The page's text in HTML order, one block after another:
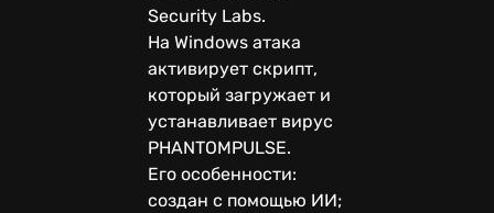
Security Labs.
На Windows атака
активирует скрипт,
который загружает и
устанавливает вирус
PHANTOMPULSE.
Его особенности:
создан с помощью ИИ;